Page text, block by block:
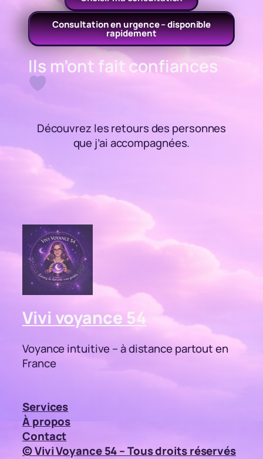
Consultation en urgence – disponible
rapidement
Ils m’ont fait confiances
Découvrez les retours des personnes
que j’ai accompagnées.
Vivi voyance 54
Voyance intuitive – à distance partout en
France
Services
À propos
Contact
© Vivi Voyance 54 – Tous droits réservés